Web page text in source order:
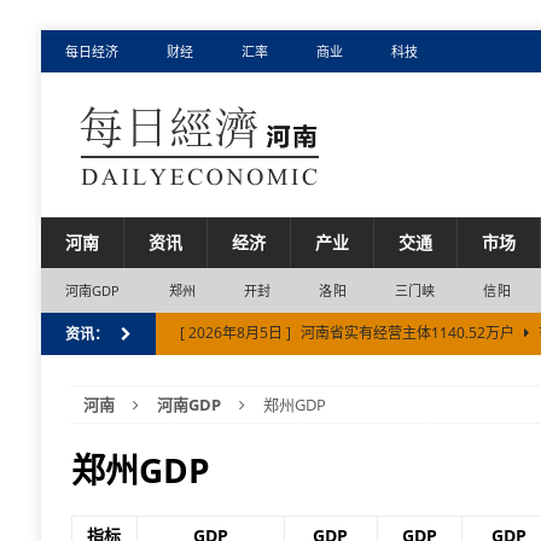
每日经济 财经 汇率 商业 科技
河南 资讯 经济 产业 交通 市场
河南GDP 郑州 开封 洛阳 三门峡 信阳
资讯： [ 2026年8月5日 ] 河南省实有经营主体1140.52万户
[ 2026年7月31日 ] 快乐豫制 送达全球丨国内超九成玻
[ 2026年7月31日 ]
河南 河南GDP 郑州GDP
郑州GDP
指标 GDP GDP GDP GDP